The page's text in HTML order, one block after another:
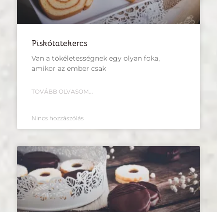
Piskótatekercs
Van a tökéletességnek egy olyan foka,
amikor az ember csak
TOVÁBB OLVASOM...
Nincs hozzászólás